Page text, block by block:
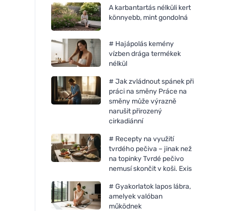
A karbantartás nélküli kert
könnyebb, mint gondolná
# Hajápolás kemény
vízben drága termékek
nélkül
# Jak zvládnout spánek při
práci na směny Práce na
směny může výrazně
narušit přirozený
cirkadiánní
# Recepty na využití
tvrdého pečiva – jinak než
na topinky Tvrdé pečivo
nemusí skončit v koši. Exis
# Gyakorlatok lapos lábra,
amelyek valóban
működnek